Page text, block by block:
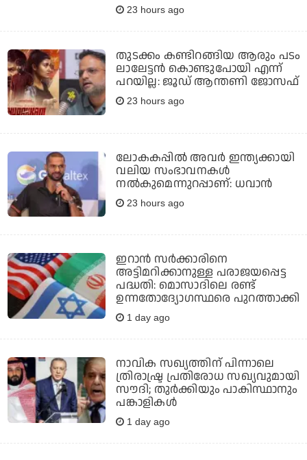
23 hours ago
തുടക്കം കണ്ടിറങ്ങിയ ആരും പടം
ലാലേട്ടൻ കൊണ്ടുപോയി എന്ന്
പറയില്ല: ജൂഡ് ആന്തണി ജോസഫ്
23 hours ago
ലോകകപ്പിൽ അവര്‍ ഇന്ത്യക്കായി
വലിയ സംഭാവനകള്‍
നല്‍കുമെന്നുറപ്പാണ്: ധവാന്‍
23 hours ago
ഇറാന്‍ സര്‍ക്കാരിനെ
അട്ടിമറിക്കാനുള്ള പരാജയപ്പെട്ട
പദ്ധതി: മൊസാദിലെ രണ്ട്
ഉന്നതോദ്യോഗസ്ഥരെ പുറത്താക്കി
1 day ago
നാവിക സഖ്യത്തിന് പിന്നാലെ
ത്രിരാഷ്ട്ര പ്രതിരോധ സഖ്യവുമായി
സൗദി; തുര്‍ക്കിയും പാകിസ്ഥാനും
പങ്കാളികള്‍
1 day ago